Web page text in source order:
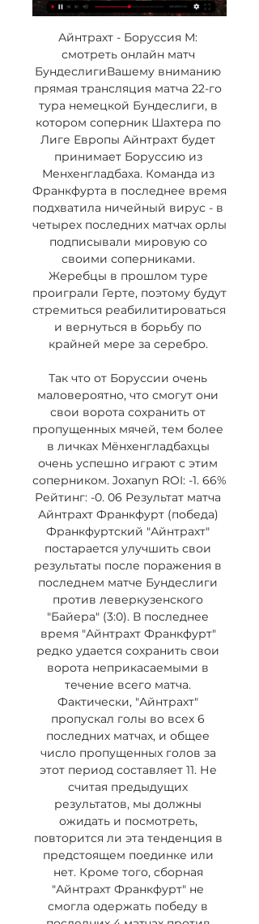
Айнтрахт - Боруссия М:
смотреть онлайн матч
БундеслигиВашему вниманию
прямая трансляция матча 22-го
тура немецкой Бундеслиги, в
котором соперник Шахтера по
Лиге Европы Айнтрахт будет
принимает Боруссию из
Менхенгладбаха. Команда из
Франкфурта в последнее время
подхватила ничейный вирус - в
четырех последних матчах орлы
подписывали мировую со
своими соперниками.
Жеребцы в прошлом туре
проиграли Герте, поэтому будут
стремиться реабилитироваться
и вернуться в борьбу по
крайней мере за серебро.
Так что от Боруссии очень
маловероятно, что смогут они
свои ворота сохранить от
пропущенных мячей, тем более
в личках Мёнхенгладбахцы
очень успешно играют с этим
соперником. Joxanyn ROI: -1. 66%
Рейтинг: -0. 06 Результат матча
Айнтрахт Франкфурт (победа)
Франкфуртский "Айнтрахт"
постарается улучшить свои
результаты после поражения в
последнем матче Бундеслиги
против леверкузенского
"Байера" (3:0). В последнее
время "Айнтрахт Франкфурт"
редко удается сохранить свои
ворота неприкасаемыми в
течение всего матча.
Фактически, "Айнтрахт"
пропускал голы во всех 6
последних матчах, и общее
число пропущенных голов за
этот период составляет 11. Не
считая предыдущих
результатов, мы должны
ожидать и посмотреть,
повторится ли эта тенденция в
предстоящем поединке или
нет. Кроме того, сборная
"Айнтрахт Франкфурт" не
смогла одержать победу в